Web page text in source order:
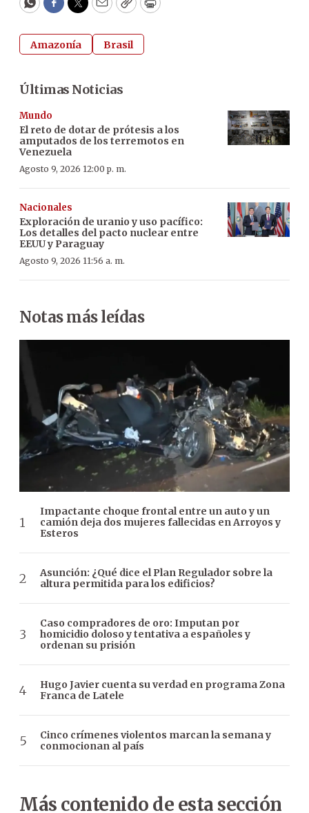
WhatsApp
Facebook
Twitter
EmailCopyPrint
Amazonía Brasil
Últimas Noticias
Mundo
El reto de dotar de prótesis a los
amputados de los terremotos en
Venezuela
Agosto 9, 2026 12:00 p. m.
Nacionales
Exploración de uranio y uso pacífico:
Los detalles del pacto nuclear entre
EEUU y Paraguay
Agosto 9, 2026 11:56 a. m.
Notas más leídas
Impactante choque frontal entre un auto y un
camión deja dos mujeres fallecidas en Arroyos y
Esteros
Asunción: ¿Qué dice el Plan Regulador sobre la
altura permitida para los edificios?
Caso compradores de oro: Imputan por
homicidio doloso y tentativa a españoles y
ordenan su prisión
Hugo Javier cuenta su verdad en programa Zona
Franca de Latele
Cinco crímenes violentos marcan la semana y
conmocionan al país
Más contenido de esta sección